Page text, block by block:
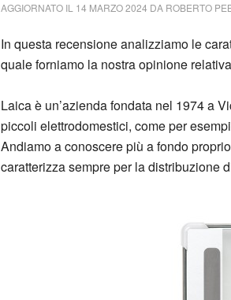
AGGIORNATO IL 14 MARZO 2024 DA ROBERTO
In questa recensione analizziamo le
quale forniamo la nostra opinione
Laica è un’azienda fondata nel 1974 a
piccoli elettrodomestici, come per
Andiamo a conoscere più a fondo
caratterizza sempre per la distribuzione